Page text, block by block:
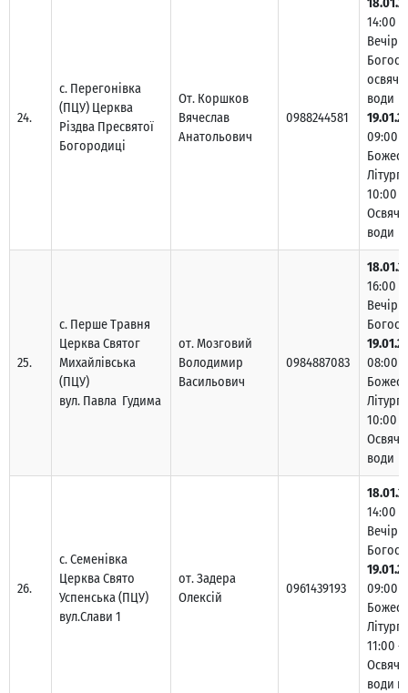
24.
с. Перегонівка
(ПЦУ) Церква
Різдва Пресвятої
Богородиці
От. Коршков
Вячеслав
Анатольович
0988244581
14:00 –
води
09:00 –
10:00 –
води
25.
с. Перше Травня
Церква Святог
Михайлівська
(ПЦУ)
вул. Павла Гудима
от. Мозговий
Володимир
Васильович
0984887083
16:00 –
08:00 –
10:00 –
води
26.
с. Семенівка
Церква Свято
Успенська (ПЦУ)
вул.Слави 1
от. Задера
Олексій
0961439193
14:00 –
09:00 –
11:00 –
води